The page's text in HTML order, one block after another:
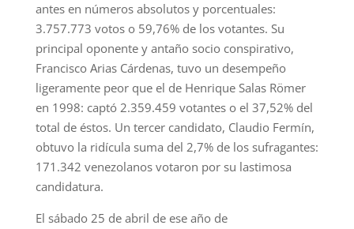
antes en números absolutos y porcentuales:
3.757.773 votos o 59,76% de los votantes. Su
principal oponente y antaño socio conspirativo,
Francisco Arias Cárdenas, tuvo un desempeño
ligeramente peor que el de Henrique Salas Römer
en 1998: captó 2.359.459 votantes o el 37,52% del
total de éstos. Un tercer candidato, Claudio Fermín,
obtuvo la ridícula suma del 2,7% de los sufragantes:
171.342 venezolanos votaron por su lastimosa
candidatura.
El sábado 25 de abril de ese año de